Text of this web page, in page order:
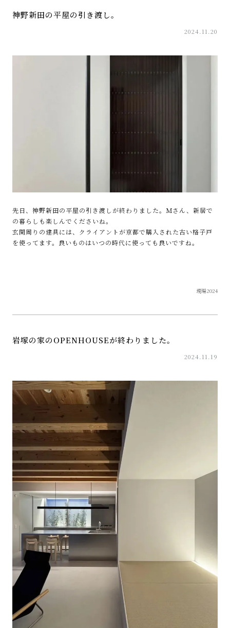
神野新田の平屋の引き渡し。
2024.11.20
先日、神野新田の平屋の引き渡しが終わりました。Ｍさん、新居で
の暮らしも楽しんでくださいね。
玄関周りの建具には、クライアントが京都で購入された古い格子戸
を使ってます。良いものはいつの時代に使っても良いですね。
現場2024
岩塚の家のOPENHOUSEが終わりました。
2024.11.19